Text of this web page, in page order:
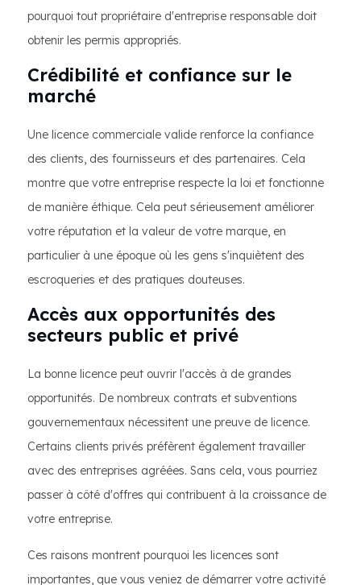
pourquoi tout propriétaire d'entreprise responsable doit
obtenir les permis appropriés.
Crédibilité et confiance sur le
marché
Une licence commerciale valide renforce la confiance
des clients, des fournisseurs et des partenaires. Cela
montre que votre entreprise respecte la loi et fonctionne
de manière éthique. Cela peut sérieusement améliorer
votre réputation et la valeur de votre marque, en
particulier à une époque où les gens s'inquiètent des
escroqueries et des pratiques douteuses.
Accès aux opportunités des
secteurs public et privé
La bonne licence peut ouvrir l'accès à de grandes
opportunités. De nombreux contrats et subventions
gouvernementaux nécessitent une preuve de licence.
Certains clients privés préfèrent également travailler
avec des entreprises agréées. Sans cela, vous pourriez
passer à côté d'offres qui contribuent à la croissance de
votre entreprise.
Ces raisons montrent pourquoi les licences sont
importantes, que vous veniez de démarrer votre activité